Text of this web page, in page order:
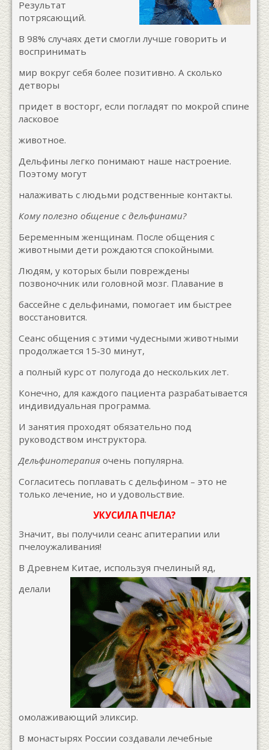
Результат
потрясающий.
В 98% случаях дети смогли лучше говорить и
воспринимать
мир вокруг себя более позитивно. А сколько
детворы
придет в восторг, если погладят по мокрой спине
ласковое
животное.
Дельфины легко понимают наше настроение.
Поэтому могут
налаживать с людьми родственные контакты.
Кому полезно общение с дельфинами?
Беременным женщинам. После общения с
животными дети рождаются спокойными.
Людям, у которых были повреждены
позвоночник или головной мозг. Плавание в
бассейне с дельфинами, помогает им быстрее
восстановится.
Сеанс общения с этими чудесными животными
продолжается 15-30 минут,
а полный курс от полугода до нескольких лет.
Конечно, для каждого пациента разрабатывается
индивидуальная программа.
И занятия проходят обязательно под
руководством инструктора.
Дельфинотерапия очень популярна.
Согласитесь поплавать с дельфином – это не
только лечение, но и удовольствие.
УКУСИЛА ПЧЕЛА?
Значит, вы получили сеанс апитерапии или
пчелоужаливания!
В Древнем Китае, используя пчелиный яд,
делали
омолаживающий эликсир.
В монастырях России создавали лечебные